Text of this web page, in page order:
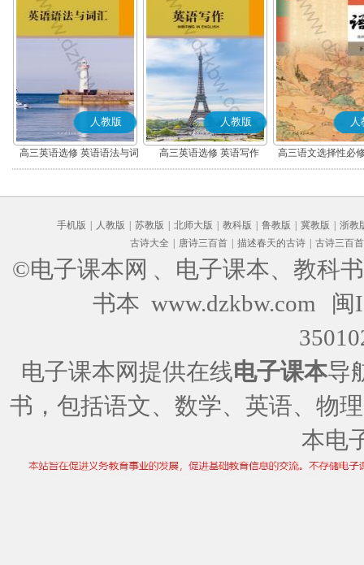
人教版
高三英语选修 英语语法与词
汇
人教版
高三英语选修 英语写作
人
高三语文选择性必
编版)
手机版 人教版 苏教版 北师大版 教科版 鲁教版 冀教版
浙教
古诗大全
唐诗三百首 描述春天的古诗 古诗三百首
©电子课本网 、电子课本、教科
书本 www.dzkbw.com
闽
电子课本网提供在线电子课本导
书，包括语文、数学、英语、物
本电